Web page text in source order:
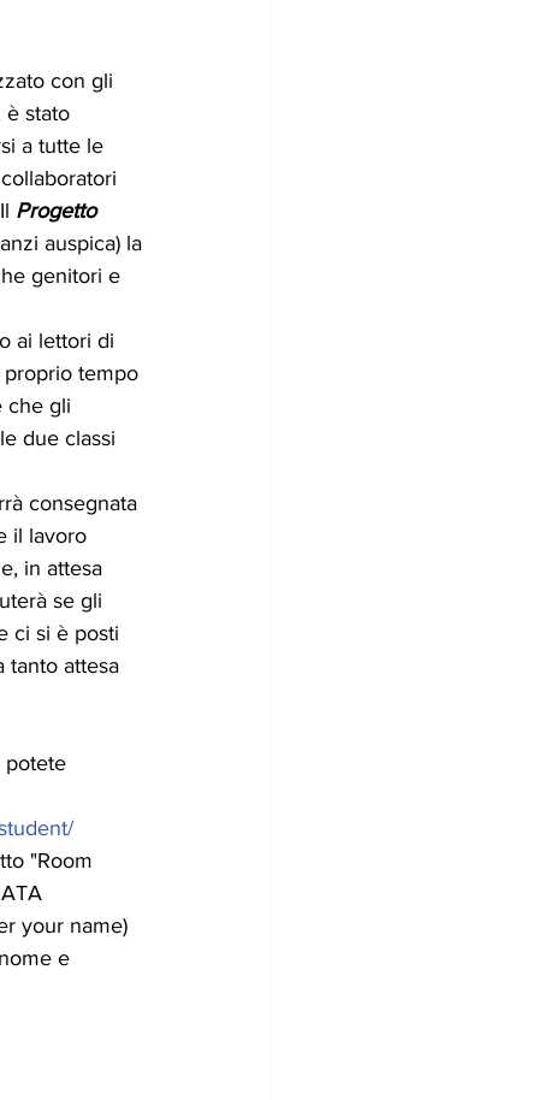
con gli
è stato
a tutte le
Progetto
auspica) la
genitori e
ai lettori di
tempo
che gli
due classi
consegnata
il lavoro
in attesa
se gli
ci si è posti
tanto attesa
potete
"Room
your name)
e